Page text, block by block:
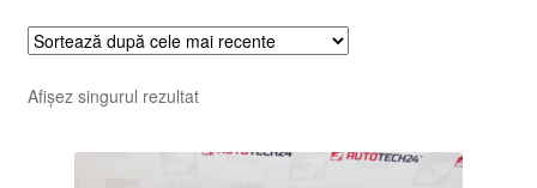
Afișez singurul rezultat